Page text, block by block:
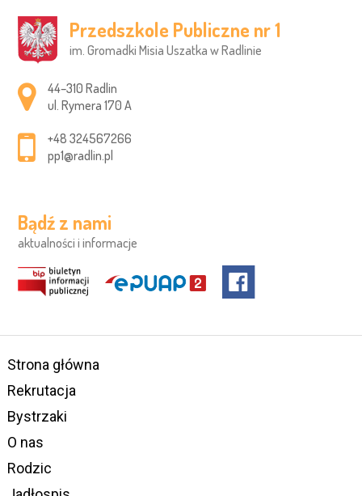
Przedszkole Publiczne nr 1
im. Gromadki Misia Uszatka w Radlinie
Adres pocztowy:
44–310 Radlin
ul. Rymera 170 A
+48 324567266
pp1@radlin.pl
Bądź z nami
aktualności i informacje
Strona główna
Rekrutacja
Bystrzaki
O nas
Rodzic